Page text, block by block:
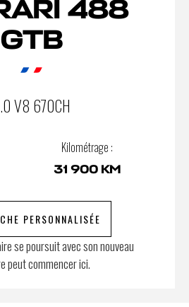
488
GTB
V8 670CH
Kilométrage :
31 900 KM
PERSONNALISÉE
se poursuit avec son nouveau
peut commencer ici.